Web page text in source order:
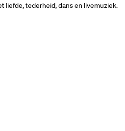
liefde, tederheid, dans en livemuziek.